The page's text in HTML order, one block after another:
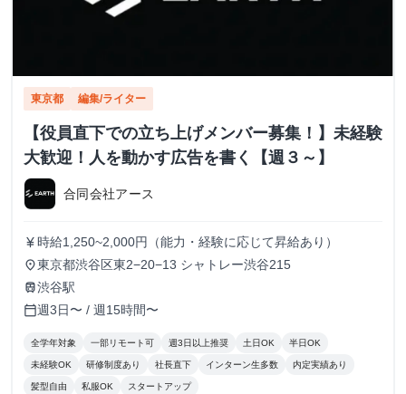
東京都 編集/ライター
【役員直下での立ち上げメンバー募集！】未経験
大歓迎！人を動かす広告を書く【週３～】
合同会社アース
currency_yen 時給1,250~2,000円（能力・経験に応じて昇給あり）
place東京都渋谷区東2−20−13 シャトレー渋谷215
train渋谷駅
calendar_today週3日〜 / 週15時間〜
全学年対象 一部リモート可 週3日以上推奨 土日OK 半日OK
未経験OK 研修制度あり 社長直下 インターン生多数 内定実績あり
髪型自由 私服OK スタートアップ